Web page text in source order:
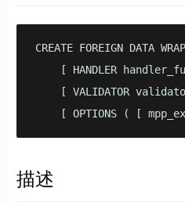
CREATE FOREIGN DATA
[ HANDLER
[ VALIDATOR
[ OPTIONS ( [
描述